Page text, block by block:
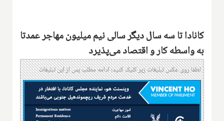
کانادا تا سه سال دیگر سالی نیم میلیون مهاجر عمدتا
به واسطه کار و اقتصاد می‌پذیرد
لطفا روی عکس تبلیغات زیر کلیک کنید؛ ادامه مطلب پس از این تبلیغات